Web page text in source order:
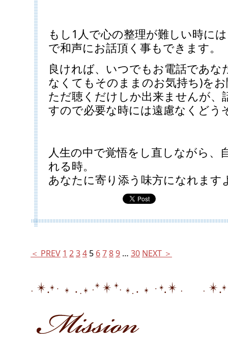
もし1人で心の整理が難しい時に
で和声にお話頂く事もできます。
良ければ、いつでもお電話であな
なくてもそのままのお気持ち)を
ただ聴くだけしか出来ませんが、
すので必要な時には遠慮なくどう
人生の中で覚悟をし直しながら、
れる時。
あなたに寄り添う味方になれます
＜ PREV 1 234 5 6789 … 30 NEXT ＞